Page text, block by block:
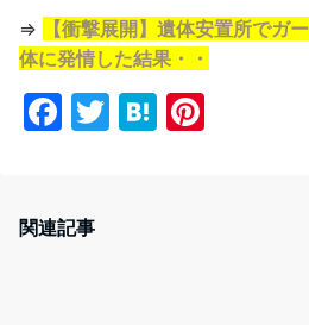
⇒
【衝撃展開】遺体安置所でガ
体に発情した結果・・
F
e
T
H
関連記事